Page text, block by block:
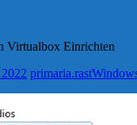
Virtualbox Einrichten
primaria.rast